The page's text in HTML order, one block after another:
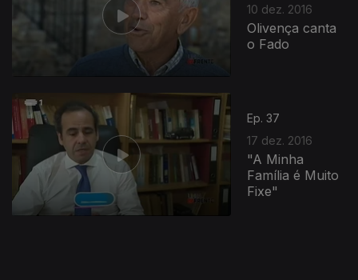
10 dez. 2016
Olivença canta
o Fado
Ep. 37
17 dez. 2016
"A Minha
Família é Muito
Fixe"